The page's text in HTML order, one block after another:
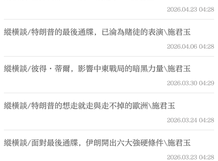
2026.04.23 04:28
縱橫談/特朗普的最後通牒，已淪為賭徒的表演\施君玉
2026.04.06 04:28
縱橫談/彼得·蒂爾，影響中東戰局的暗黑力量\施君玉
2026.03.30 04:29
縱橫談/特朗普的想走就走與走不掉的歐洲\施君玉
2026.03.24 04:28
縱橫談/面對最後通牒，伊朗開出六大強硬條件\施君玉
2026.03.23 04:28